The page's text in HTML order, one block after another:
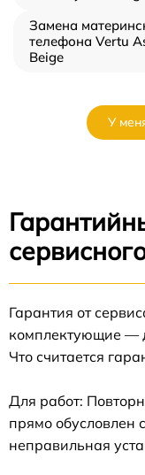
Замена
телефона Vertu
Beige
У
Гарантия от
комплектующие —
Что считается
Для работ:
прямо обусловлен
неправильная